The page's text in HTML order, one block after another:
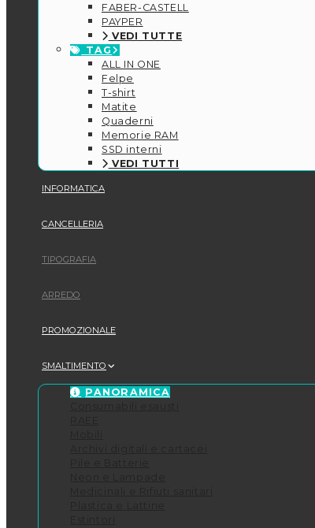
FABER-CASTELL
PAYPER
VEDI TUTTE
TAG
ALL IN ONE
Felpe
T-shirt
Matite
Quaderni
Memorie RAM
SSD interni
VEDI TUTTI
INFORMATICA
CANCELLERIA
TIPOGRAFIA
ARREDO
PROMOZIONALE
SMALTIMENTO
PANORAMICA